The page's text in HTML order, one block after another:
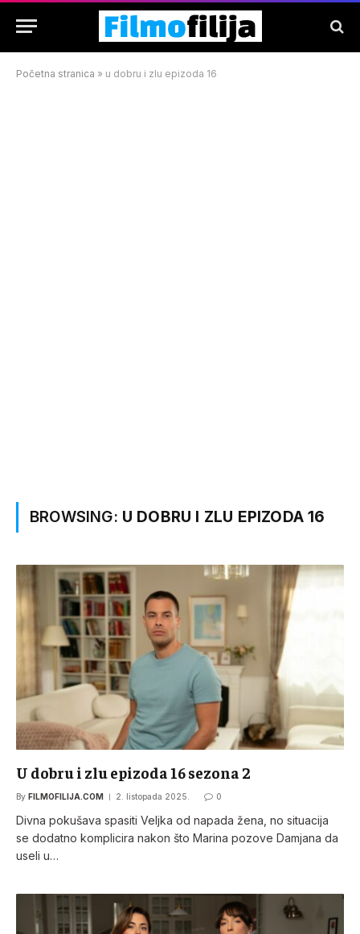
Početna stranica » u dobru i zlu epizoda 16
BROWSING: U DOBRU I ZLU EPIZODA 16
U dobru i zlu epizoda 16 sezona 2
By FILMOFILIJA.COM 2. listopada 2025. 0
Divna pokušava spasiti Veljka od napada žena, no situacija
se dodatno komplicira nakon što Marina pozove Damjana da
useli u…